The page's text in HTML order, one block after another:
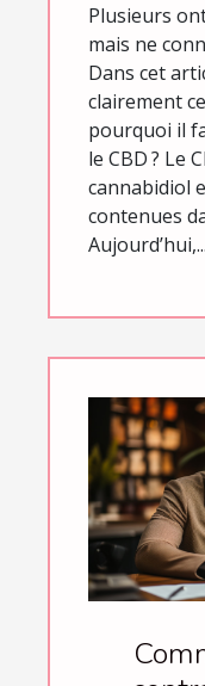
Plusieurs
mais ne
Dans cet
clairement
pourquoi il
le CBD ? Le
cannabidiol
contenues
Aujourd’hui,...